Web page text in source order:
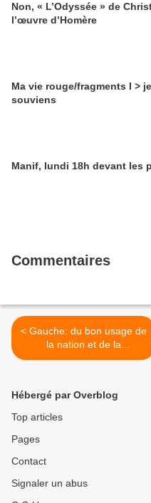
Non, « L’Odyssée » de
l’œuvre d’Homère
Ma vie rouge/fragments I >
souviens
Manif, lundi 18h devant les
Commentaires
< Gauche: du bon usage de
la nation et de la
souveraineté, un texte de
Hébergé par Overblog
Top articles
Pages
Contact
Signaler un abus